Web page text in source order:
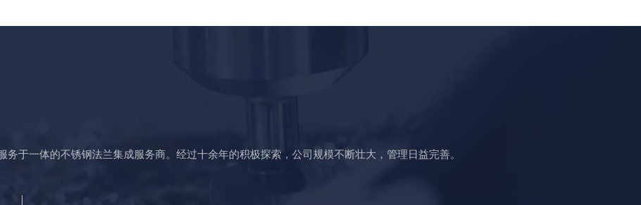
于一体的不锈钢法兰集成服务商。经过十余年的积极探索，公司规模不断壮大，管理日益完善。